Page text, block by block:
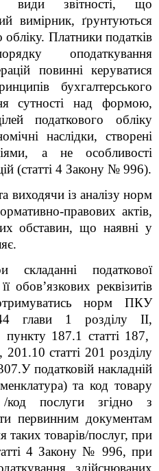
види звітності, що
вимірник, ґрунтуються
Платники податків
оподаткування
повинні керуватися
бухгалтерського
сутності над формою,
податкового обліку
наслідки, створені
а не особливості
(статті 4 Закону № 996).
виходячи із аналізу норм
правових актів,
обставин, що наявні у
податкової
обов’язкових реквізитів
норм ПКУ
глави 1 розділу ІІ,
187.1 статті 187,
201.10 статті 201 розділу
податковій накладній
та код товару
послуги згідно з
первинним документам
таких товарів/послуг, при
4 Закону № 996, при
здійснюваних